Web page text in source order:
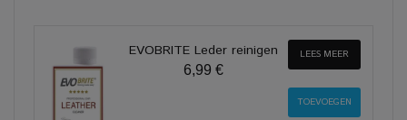
EVOBRITE Leder reinigen
6,99 €
LEES MEER